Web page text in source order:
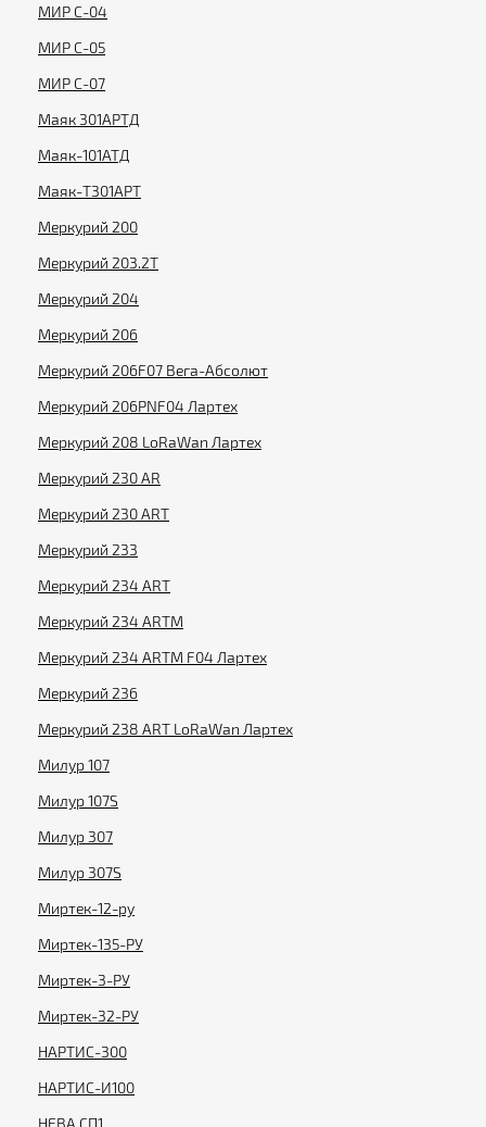
МИР С-04
МИР С-05
МИР С-07
Маяк 301АРТД
Маяк-101АТД
Маяк-T301АРТ
Меркурий 200
Меркурий 203.2Т
Меркурий 204
Меркурий 206
Меркурий 206F07 Вега-Абсолют
Меркурий 206PNF04 Лартех
Меркурий 208 LoRaWan Лартех
Меркурий 230 AR
Меркурий 230 ART
Меркурий 233
Меркурий 234 ART
Меркурий 234 ARTM
Меркурий 234 ARTM F04 Лартех
Меркурий 236
Меркурий 238 ART LoRaWan Лартех
Милур 107
Милур 107S
Милур 307
Милур 307S
Миртек-12-ру
Миртек-135-РУ
Миртек-3-РУ
Миртек-32-РУ
НАРТИС-300
НАРТИС-И100
НЕВА СП1